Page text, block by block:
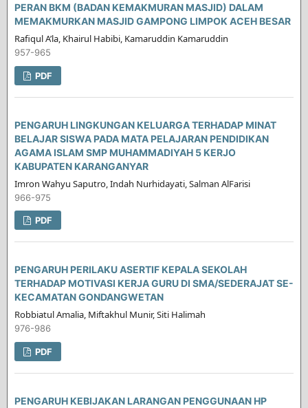
PERAN BKM (BADAN KEMAKMURAN MASJID) DALAM
MEMAKMURKAN MASJID GAMPONG LIMPOK ACEH BESAR
Rafiqul A’la, Khairul Habibi, Kamaruddin Kamaruddin
957-965
PDF
PENGARUH LINGKUNGAN KELUARGA TERHADAP MINAT
BELAJAR SISWA PADA MATA PELAJARAN PENDIDIKAN
AGAMA ISLAM SMP MUHAMMADIYAH 5 KERJO
KABUPATEN KARANGANYAR
Imron Wahyu Saputro, Indah Nurhidayati, Salman AlFarisi
966-975
PDF
PENGARUH PERILAKU ASERTIF KEPALA SEKOLAH
TERHADAP MOTIVASI KERJA GURU DI SMA/SEDERAJAT SE-
KECAMATAN GONDANGWETAN
Robbiatul Amalia, Miftakhul Munir, Siti Halimah
976-986
PDF
PENGARUH KEBIJAKAN LARANGAN PENGGUNAAN HP